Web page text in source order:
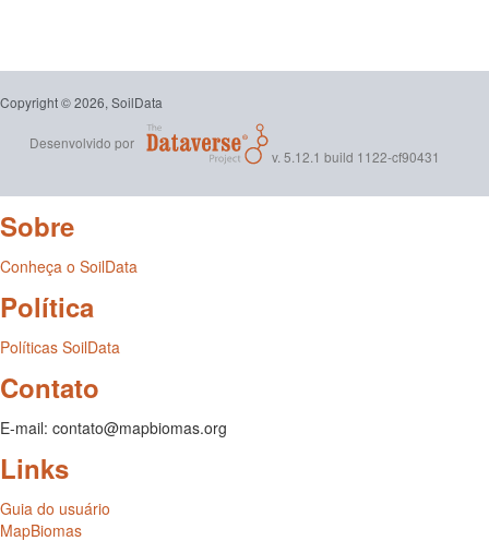
Copyright © 2026, SoilData
Desenvolvido por
v. 5.12.1 build 1122-cf90431
Sobre
Conheça o SoilData
Política
Políticas SoilData
Contato
E-mail: contato@mapbiomas.org
Links
Guia do usuário
MapBiomas